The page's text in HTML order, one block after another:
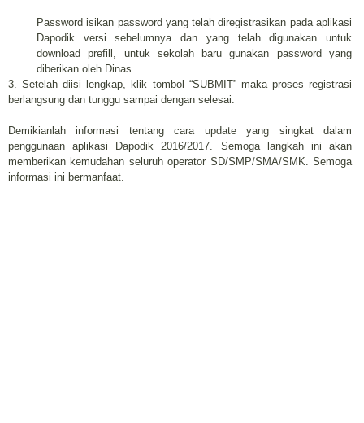
Password isikan password yang telah diregistrasikan pada aplikasi
Dapodik versi sebelumnya dan yang telah digunakan untuk
download prefill, untuk sekolah baru gunakan password yang
diberikan oleh Dinas.
3. Setelah diisi lengkap, klik tombol “SUBMIT” maka proses registrasi
berlangsung dan tunggu sampai dengan selesai.
Demikianlah informasi tentang cara update yang singkat dalam
penggunaan aplikasi Dapodik 2016/2017. Semoga langkah ini akan
memberikan kemudahan seluruh operator SD/SMP/SMA/SMK. Semoga
informasi ini bermanfaat.